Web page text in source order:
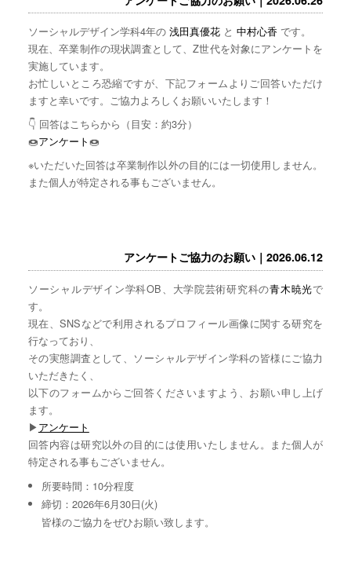
ソーシャルデザイン学科4年の 浅田真優花と 中村心香 です。
現在、卒業制作の現状調査として、Z世代を対象にアンケートを
実施しています。
お忙しいところ恐縮ですが、下記フォームよりご回答いただけ
ますと幸いです。ご協力よろしくお願いいたします！
👇 回答はこちらから（目安：約3分）
🍩アンケート🍩
※いただいた回答は卒業制作以外の目的には一切使用しません。
また個人が特定される事もございません。
アンケートご協力のお願い｜2026.06.12
ソーシャルデザイン学科OB、大学院芸術研究科の青木暁光で
す。
現在、SNSなどで利用されるプロフィール画像に関する研究を
行なっており、
その実態調査として、ソーシャルデザイン学科の皆様にご協力
いただきたく、
以下のフォームからご回答くださいますよう、お願い申し上げ
ます。
▶︎アンケート
回答内容は研究以外の目的には使用いたしません。また個人が
特定される事もございません。
所要時間：10分程度
締切：2026年6月30日(火)
皆様のご協力をぜひお願い致します。